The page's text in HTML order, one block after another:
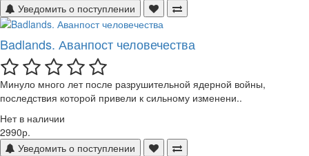
Уведомить о поступлении
Badlands. Аванпост человечества
Минуло много лет после разрушительной ядерной войны,
последствия которой привели к сильному изменени..
Нет в наличии
2990р.
Уведомить о поступлении